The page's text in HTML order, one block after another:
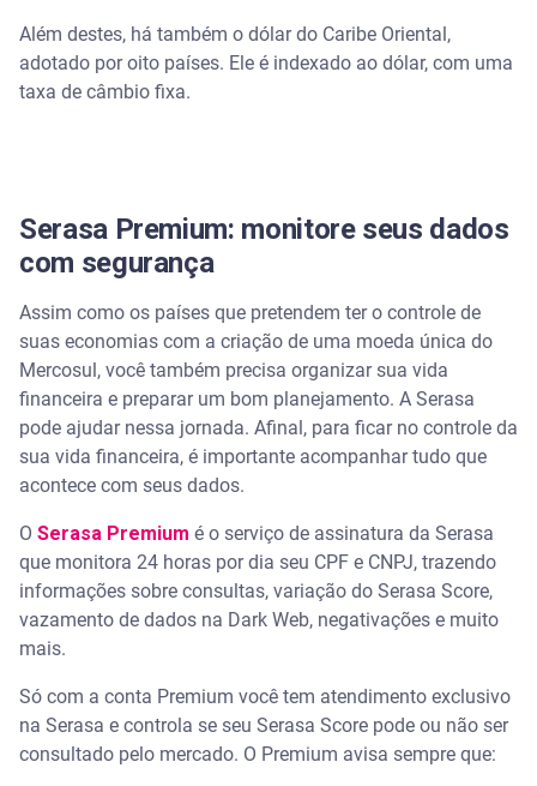
Além destes, há também o dólar do Caribe Oriental,
adotado por oito países. Ele é indexado ao dólar, com uma
taxa de câmbio fixa.
Serasa Premium: monitore seus dados
com segurança
Assim como os países que pretendem ter o controle de
suas economias com a criação de uma moeda única do
Mercosul, você também precisa organizar sua vida
financeira e preparar um bom planejamento. A Serasa
pode ajudar nessa jornada. Afinal, para ficar no controle da
sua vida financeira, é importante acompanhar tudo que
acontece com seus dados.
O Serasa Premium é o serviço de assinatura da Serasa
que monitora 24 horas por dia seu CPF e CNPJ, trazendo
informações sobre consultas, variação do Serasa Score,
vazamento de dados na Dark Web, negativações e muito
mais.
Só com a conta Premium você tem atendimento exclusivo
na Serasa e controla se seu Serasa Score pode ou não ser
consultado pelo mercado. O Premium avisa sempre que: